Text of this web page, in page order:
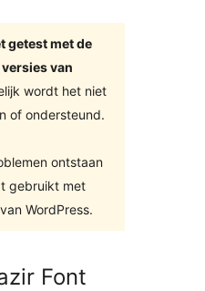
getest met de
van
wordt het niet
of ondersteund.
ontstaan
gebruikt met
WordPress.
Font